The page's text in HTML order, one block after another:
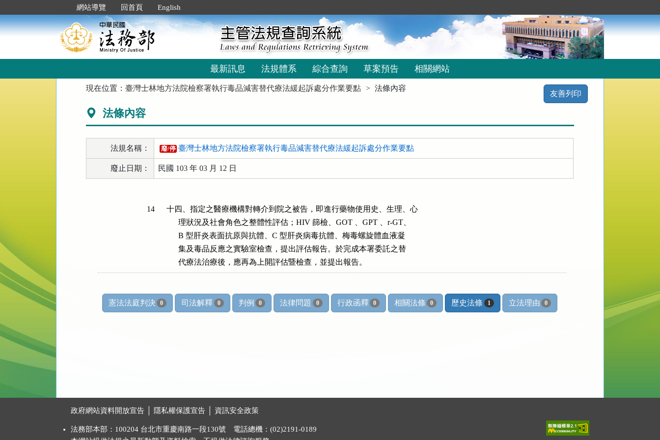
到
主
要
網站導覽 回首頁 English
最新訊息 法規體系 綜合查詢 草案預告 相關網站
現在位置：臺灣士林地方法院檢察署執行毒品減害替代療法緩起訴處分作業要點 法條內容
友善列印
法條內容
法規名稱： 廢/停 臺灣士林地方法院檢察署執行毒品減害替代療法緩起訴處分作業要點
廢止日期： 民國 103 年 03 月 12 日
14
十四、指定之醫療機構對轉介到院之被告，即進行藥物使用史、生理、心
      理狀況及社會角色之整體性評估；HIV 篩檢、GOT 、GPT 、r-GT、
      B 型肝炎表面抗原與抗體、C 型肝炎病毒抗體、梅毒螺旋體血液凝
      集及毒品反應之實驗室檢查，提出評估報告。於完成本署委託之替
      代療法治療後，應再為上開評估暨檢查，並提出報告。
憲法法庭判決 0 司法解釋 0 判例 0 法律問題 0 行政函釋 0 相關法條 0 歷史法條 1 立法理由 0
政府網站資料開放宣告 隱私權保護宣告 資訊安全政策
法務部本部：100204 台北市重慶南路一段130號 電話總機：(02)2191-0189